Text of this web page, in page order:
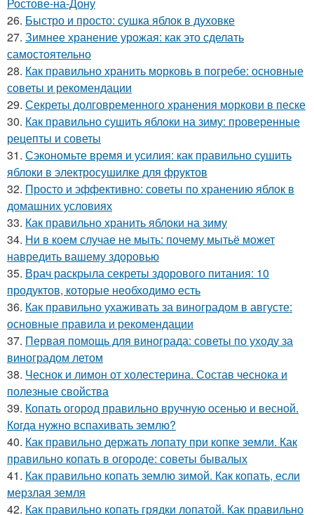
Ростове-на-Дону
26. Быстро и просто: сушка яблок в духовке
27. Зимнее хранение урожая: как это сделать
самостоятельно
28. Как правильно хранить морковь в погребе: основные
советы и рекомендации
29. Секреты долговременного хранения моркови в песке
30. Как правильно сушить яблоки на зиму: проверенные
рецепты и советы
31. Сэкономьте время и усилия: как правильно сушить
яблоки в электросушилке для фруктов
32. Просто и эффективно: советы по хранению яблок в
домашних условиях
33. Как правильно хранить яблоки на зиму
34. Ни в коем случае не мыть: почему мытьё может
навредить вашему здоровью
35. Врач раскрыла секреты здорового питания: 10
продуктов, которые необходимо есть
36. Как правильно ухаживать за виноградом в августе:
основные правила и рекомендации
37. Первая помощь для винограда: советы по уходу за
виноградом летом
38. Чеснок и лимон от холестерина. Состав чеснока и
полезные свойства
39. Копать огород правильно вручную осенью и весной.
Когда нужно вспахивать землю?
40. Как правильно держать лопату при копке земли. Как
правильно копать в огороде: советы бывалых
41. Как правильно копать землю зимой. Как копать, если
мерзлая земля
42. Как правильно копать грядки лопатой. Как правильно